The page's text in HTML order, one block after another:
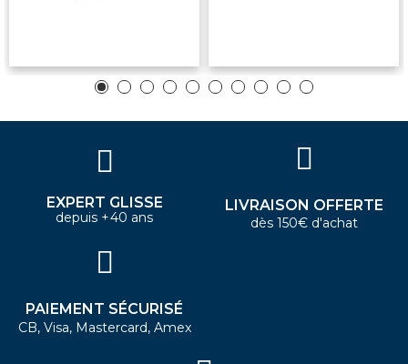
EXPERT GLISSE
depuis +40 ans
LIVRAISON OFFERTE
dès 150€ d'achat
PAIEMENT SÉCURISÉ
CB, Visa, Mastercard, Amex